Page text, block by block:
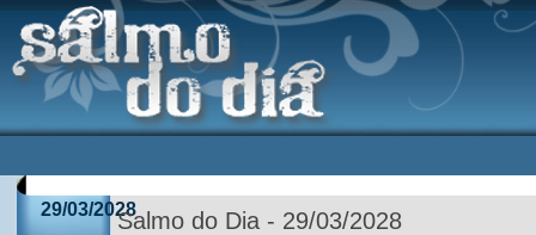
29/03/2028Salmo do Dia - 29/03/2028